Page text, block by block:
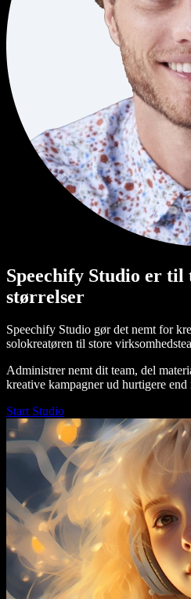
Speechify Studio er til
størrelser
Speechify Studio gør det nemt for
solokreatøren til store
Administrer nemt dit team, del
kreative kampagner ud hurtigere end
Start Studio